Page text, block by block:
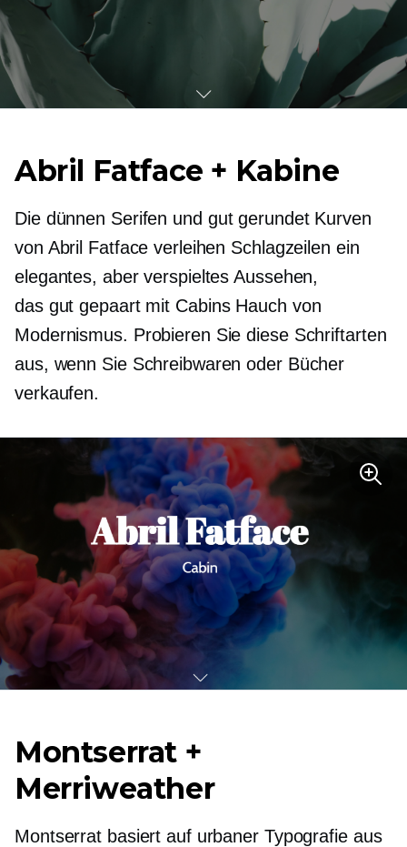
Abril Fatface + Kabine
Die dünnen Serifen und gut gerundetKurven
von Abril Fatface verleihen Schlagzeilen ein
elegantes, aber verspieltes Aussehen,
das gut gepaartmit Cabins Hauch von
Modernismus. Probieren Sie diese Schriftarten
aus, wenn Sie Schreibwaren oder Bücher
verkaufen.
Montserrat +
Merriweather
Montserrat basiert auf urbaner Typografie aus